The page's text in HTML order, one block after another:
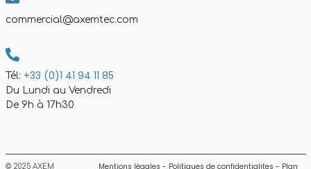
commercial@axemtec.com
Tél: +33 (0)1 41 94 11 85
Du Lundi au Vendredi
De 9h à 17h30
© 2025 AXEM
Mentions légales - Politiques de confidentialites - Plan